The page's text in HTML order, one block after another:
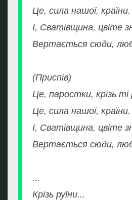
Це, сила нашої, країни.
І, Сватівщина, цвіте
Вертається сюди,
(Приспів)
Це, паростки, крізь ті
Це, сила нашої, країни.
І, Сватівщина, цвіте
Вертається сюди,
...
Крізь руїни...